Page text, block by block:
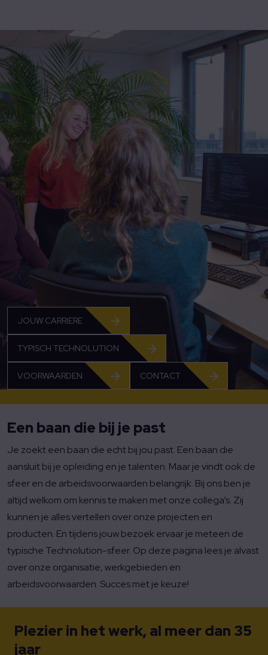
Werken bij Technolution
JOUW CARRIERE
TYPISCH TECHNOLUTION
VOORWAARDEN CONTACT
Een baan die bij je past
Je zoekt een baan die echt bij jou past. Een baan die
aansluit bij je opleiding en je talenten. Maar je vindt ook de
sfeer en de arbeidsvoorwaarden belangrijk. Bij ons ben je
altijd welkom om kennis te maken met onze collega’s. Zij
kunnen je alles vertellen over onze projecten en
producten. En tijdens jouw bezoek ervaar je meteen de
typische Technolution-sfeer. Op deze pagina lees je alvast
over onze organisatie, werkgebieden en
arbeidsvoorwaarden. Succes met je keuze!
Plezier in het werk, al meer dan 35
jaar